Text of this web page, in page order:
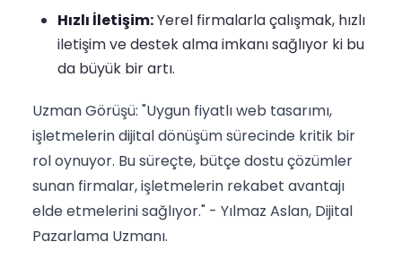
Hızlı İletişim:Yerel firmalarla çalışmak, hızlı
iletişim ve destek alma imkanı sağlıyor ki bu
da büyük bir artı.
Uzman Görüşü: "Uygun fiyatlı web tasarımı,
işletmelerin dijital dönüşüm sürecinde kritik bir
rol oynuyor. Bu süreçte, bütçe dostu çözümler
sunan firmalar, işletmelerin rekabet avantajı
elde etmelerini sağlıyor." - Yılmaz Aslan, Dijital
Pazarlama Uzmanı.